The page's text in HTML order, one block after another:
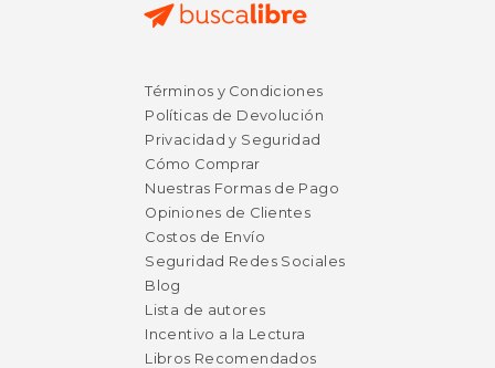
$ 10.95
$ 9.66 dcto.
Términos y Condiciones
Políticas de Devolución
Privacidad y Seguridad
Cómo Comprar
Nuestras Formas de Pago
Opiniones de Clientes
Costos de Envío
Seguridad Redes Sociales
Blog
Lista de autores
Incentivo a la Lectura
Libros Recomendados